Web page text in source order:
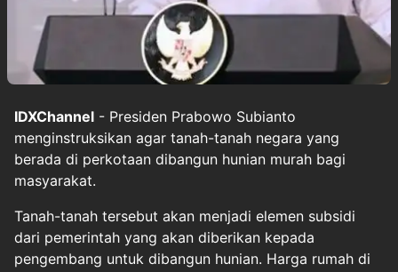
IDXChannel - Presiden Prabowo Subianto
menginstruksikan agar tanah-tanah negara yang
berada di perkotaan dibangun hunian murah bagi
masyarakat.
Tanah-tanah tersebut akan menjadi elemen subsidi
dari pemerintah yang akan diberikan kepada
pengembang untuk dibangun hunian. Harga rumah di